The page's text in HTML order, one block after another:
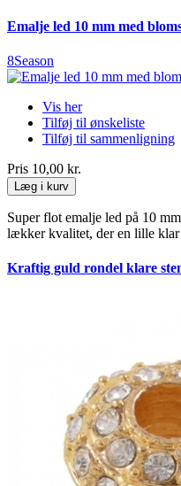
Emalje led 10 mm med
8Season
Vis her
Tilføj til ønskeliste
Tilføj til sammenligning
Pris 10,00 kr.
Læg i kurv
Super flot emalje led på 10
lækker kvalitet, der en lille klar
Kraftig guld rondel klare